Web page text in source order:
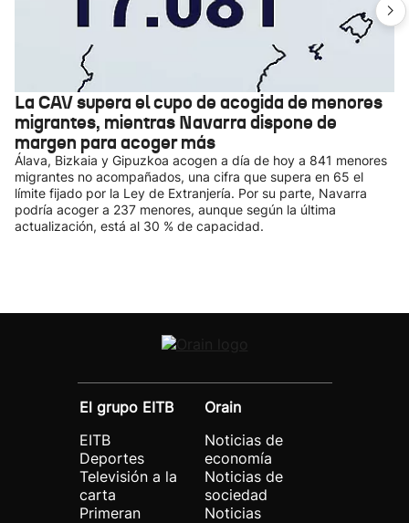
La CAV supera el cupo de acogida de menores
migrantes, mientras Navarra dispone de
margen para acoger más
Álava, Bizkaia y Gipuzkoa acogen a día de hoy a 841 menores
migrantes no acompañados, una cifra que supera en 65 el
límite fijado por la Ley de Extranjería. Por su parte, Navarra
podría acoger a 237 menores, aunque según la última
actualización, está al 30 % de capacidad.
El grupo EITB
EITB
Deportes
Televisión a la
carta
Primeran
Orain
Noticias de
economía
Noticias de
sociedad
Noticias